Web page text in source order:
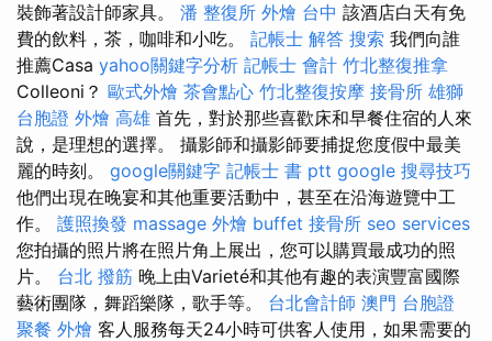
裝飾著設計師家具。 潘 整復所 外燴 台中 該酒店白天有免
費的飲料，茶，咖啡和小吃。 記帳士 解答 搜索 我們向誰
推薦Casa yahoo關鍵字分析 記帳士 會計 竹北整復推拿
Colleoni？ 歐式外燴 茶會點心 竹北整復按摩 接骨所 雄獅
台胞證 外燴 高雄 首先，對於那些喜歡床和早餐住宿的人來
說，是理想的選擇。 攝影師和攝影師要捕捉您度假中最美
麗的時刻。 google關鍵字 記帳士 書 ptt google 搜尋技巧
他們出現在晚宴和其他重要活動中，甚至在沿海遊覽中工
作。 護照換發 massage 外燴 buffet 接骨所 seo services
您拍攝的照片將在照片角上展出，您可以購買最成功的照
片。 台北 撥筋 晚上由Varieté和其他有趣的表演豐富國際
藝術團隊，舞蹈樂隊，歌手等。 台北會計師 澳門 台胞證
聚餐 外燴 客人服務每天24小時可供客人使用，如果需要的